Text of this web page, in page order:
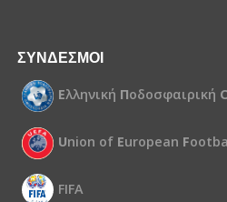
ΣΥΝΔΕΣΜΟΙ
Ελληνική Ποδοσφαιρική
Union of European F
FIFA